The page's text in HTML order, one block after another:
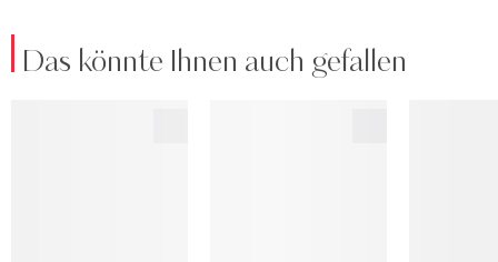
Das könnte Ihnen auch gefallen